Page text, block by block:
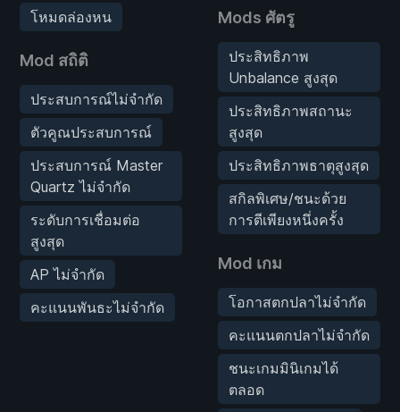
โหมดล่องหน
Mod สถิติ
ประสบการณ์ไม่จำกัด
ตัวคูณประสบการณ์
ประสบการณ์ Master
Quartz ไม่จำกัด
ระดับการเชื่อมต่อ
สูงสุด
AP ไม่จำกัด
คะแนนพันธะไม่จำกัด
Mods ศัตรู
ประสิทธิภาพ
Unbalance สูงสุด
ประสิทธิภาพสถานะ
สูงสุด
ประสิทธิภาพธาตุสูงสุด
สกิลพิเศษ/ชนะด้วย
การตีเพียงหนึ่งครั้ง
Mod เกม
โอกาสตกปลาไม่จำกัด
คะแนนตกปลาไม่จำกัด
ชนะเกมมินิเกมได้
ตลอด